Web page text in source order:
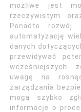
możliwe jest
rzeczywistym
Ponadto rozwój
automatyzację
danych
przewidywać
wcześniejszych
uwagę na
zarządzania
mogą szybko
informacje o